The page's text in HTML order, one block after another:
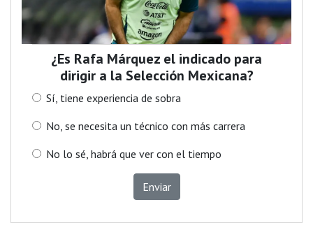
¿Es Rafa Márquez el indicado para
dirigir a la Selección Mexicana?
Sí, tiene experiencia de sobra
No, se necesita un técnico con más carrera
No lo sé, habrá que ver con el tiempo
Enviar